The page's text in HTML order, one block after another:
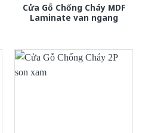
Cửa Gỗ Chống Cháy MDF
Laminate van ngang